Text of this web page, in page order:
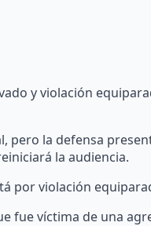
y violación
pero la defensa
la audiencia.
por violación
fue víctima de una